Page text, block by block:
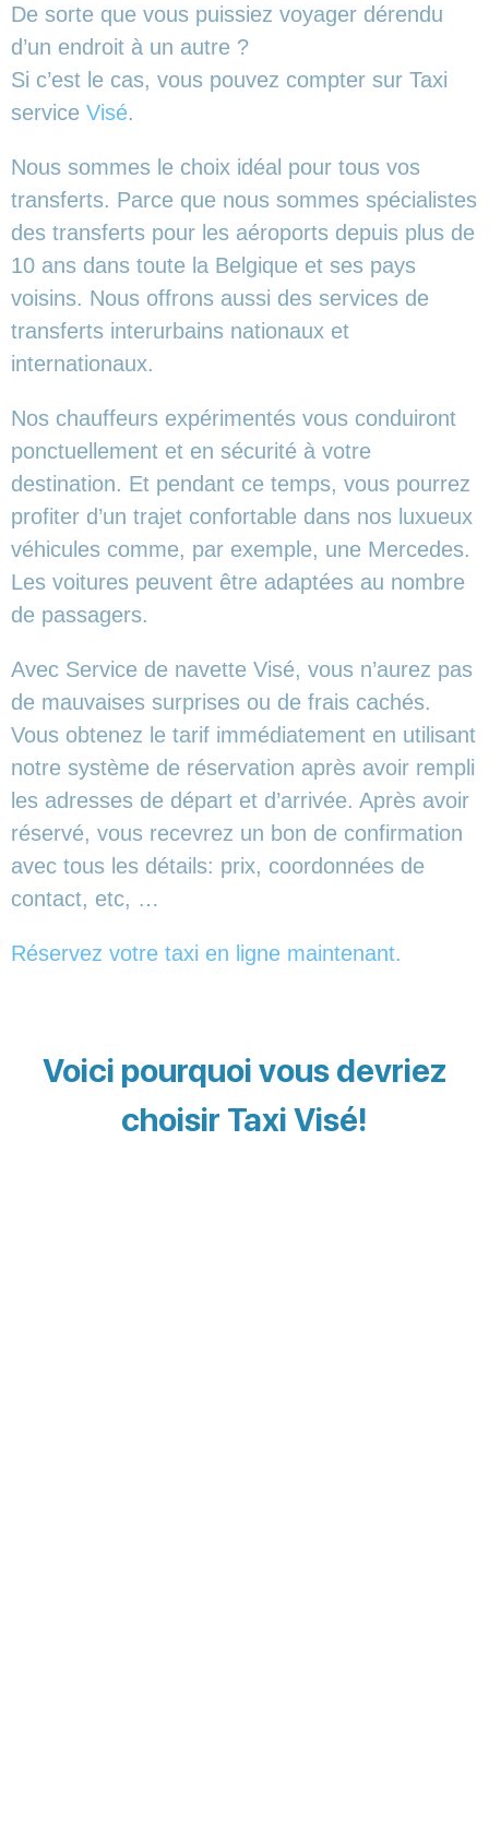
De sorte que vous puissiez voyager dérendu
d’un endroit à un autre ?
Si c’est le cas, vous pouvez compter sur Taxi
service Visé.
Nous sommes le choix idéal pour tous vos
transferts. Parce que nous sommes spécialistes
des transferts pour les aéroports depuis plus de
10 ans dans toute la Belgique et ses pays
voisins. Nous offrons aussi des services de
transferts interurbains nationaux et
internationaux.
Nos chauffeurs expérimentés vous conduiront
ponctuellement et en sécurité à votre
destination. Et pendant ce temps, vous pourrez
profiter d’un trajet confortable dans nos luxueux
véhicules comme, par exemple, une Mercedes.
Les voitures peuvent être adaptées au nombre
de passagers.
Avec Service de navette Visé, vous n’aurez pas
de mauvaises surprises ou de frais cachés.
Vous obtenez le tarif immédiatement en utilisant
notre système de réservation après avoir rempli
les adresses de départ et d’arrivée. Après avoir
réservé, vous recevrez un bon de confirmation
avec tous les détails: prix, coordonnées de
contact, etc, …
Réservez votre taxi en ligne maintenant.
Voici pourquoi vous devriez
choisir Taxi Visé!